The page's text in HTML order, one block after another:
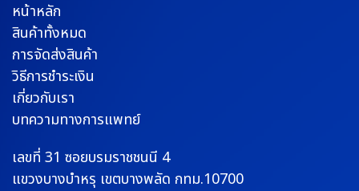
หน้าหลัก
สินค้าทั้งหมด
การจัดส่งสินค้า
วิธีการชำระเงิน
เกี่ยวกับเรา
บทความทางการแพทย์
เลขที่ 31 ซอยบรมราชชนนี 4
แขวงบางบำหรุ เขตบางพลัด กทม.10700